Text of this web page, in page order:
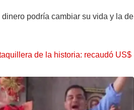
podría cambiar su vida y la de
de la historia: recaudó US$